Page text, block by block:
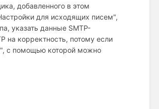
добавленного в этом
для исходящих писем",
указать данные SMTP-
на корректность, потому если
с помощью которой можно